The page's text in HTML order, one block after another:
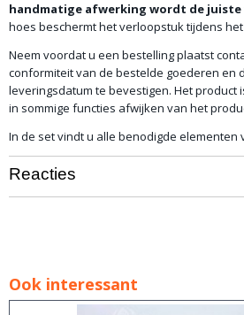
handmatige afwerking wordt de juiste
hoes beschermt het verloopstuk tijdens
Neem voordat u een bestelling plaatst
conformiteit van de bestelde goederen en
leveringsdatum te bevestigen. Het product
in sommige functies afwijken van het
In de set vindt u alle benodigde elementen
Reacties
Ook interessant